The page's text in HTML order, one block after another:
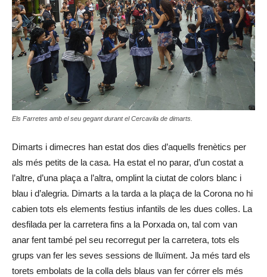
Els Farretes amb el seu gegant durant el Cercavila de dimarts.
Dimarts i dimecres han estat dos dies d’aquells frenètics per
als més petits de la casa. Ha estat el no parar, d’un costat a
l’altre, d’una plaça a l’altra, omplint la ciutat de colors blanc i
blau i d’alegria. Dimarts a la tarda a la plaça de la Corona no hi
cabien tots els elements festius infantils de les dues colles. La
desfilada per la carretera fins a la Porxada on, tal com van
anar fent també pel seu recorregut per la carretera, tots els
grups van fer les seves sessions de lluïment. Ja més tard els
torets embolats de la colla dels blaus van fer córrer els més